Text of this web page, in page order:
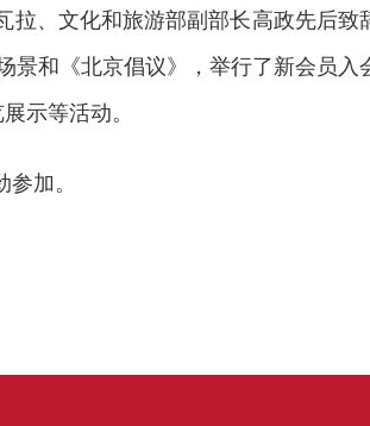
、文化和旅游部副部长高政先后致
景和《北京倡议》，举行了新会员入
示等活动。
加。